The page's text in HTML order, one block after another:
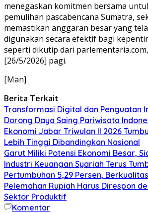
menegaskan komitmen bersama
pemulihan pascabencana Sumatra,
memastikan anggaran besar yang
digunakan secara efektif bagi
seperti dikutip dari
[26/5/2026] pagi.
[Man]
Berita Terkait
Transformasi Digital dan Penguatan
Dorong Daya Saing Pariwisata
Ekonomi Jabar Triwulan II 2026
Lebih Tinggi Dibandingkan Nasional
Garut Miliki Potensi Ekonomi Besar,
Industri Keuangan Syariah Terus
Pertumbuhan 5,29 Persen,
Pelemahan Rupiah Harus Direspon
Sektor Produktif
Komentar